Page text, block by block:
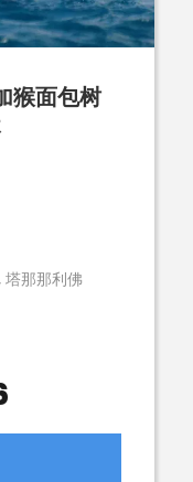
猴面包树
塔那那利佛